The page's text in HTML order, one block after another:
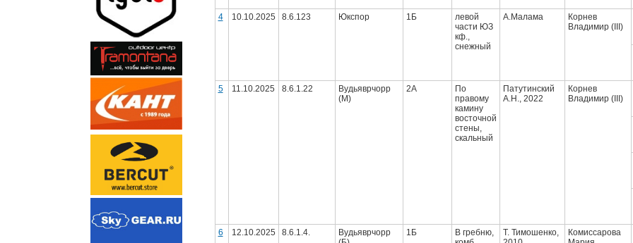
4 10.10.2025 8.6.123 Юкспор 1Б
левой
части ЮЗ
кф.,
снежный
А.Малама
Корнев
Владимир (III)
5 11.10.2025 8.6.1.22
Вудьяврчорр
(М)
2А
По
правому
камину
восточной
стены,
скальный
Патутинский
А.Н., 2022
Корнев
Владимир (III)
6 12.10.2025 8.6.1.4.
Вудьяврчорр
1Б
В гребню,
Т. Тимошенко,
Комиссарова